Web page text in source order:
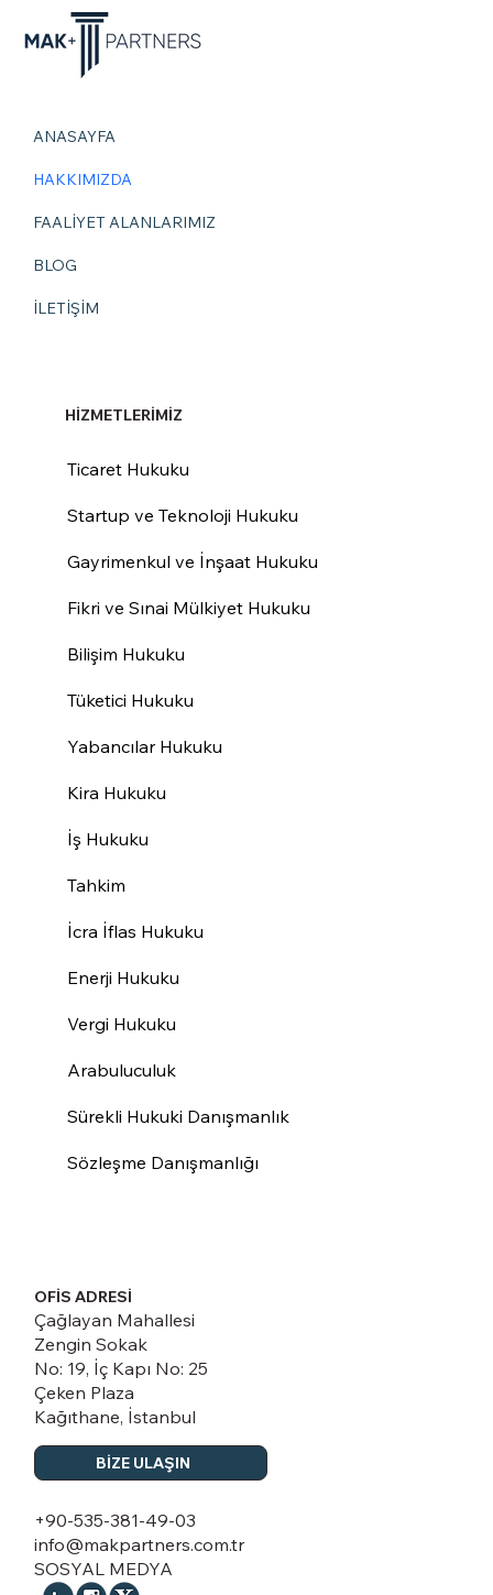
HİZMETLERİMİZ
Ticaret Hukuku
Startup ve Teknoloji Hukuku
Gayrimenkul ve İnşaat Hukuku
Fikri ve Sınai Mülkiyet Hukuku
Bilişim Hukuku
Tüketici Hukuku
Yabancılar Hukuku
Kira Hukuku
İş Hukuku
Tahkim
İcra İflas Hukuku
Enerji Hukuku
Vergi Hukuku
Arabuluculuk
Sürekli Hukuki Danışmanlık
Sözleşme Danışmanlığı
ANASAYFA
HAKKIMIZDA
FAALİYET ALANLARIMIZ
BLOG
İLETİŞİM
OFİS ADRESİ
Çağlayan Mahallesi
Zengin Sokak
No: 19, İç Kapı No: 25
Çeken Plaza
Kağıthane, İstanbul
BİZE ULAŞIN
+90-535-381-49-03
info@makpartners.com.tr
SOSYAL MEDYA